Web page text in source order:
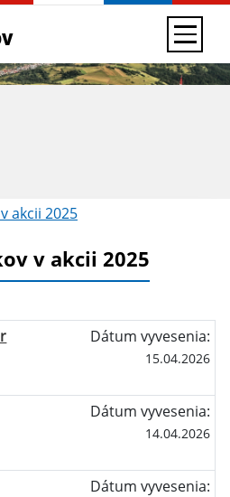
akcii 2025
v akcii 2025
Dátum vyvesenia:
15.04.2026
Dátum vyvesenia:
14.04.2026
Dátum vyvesenia: